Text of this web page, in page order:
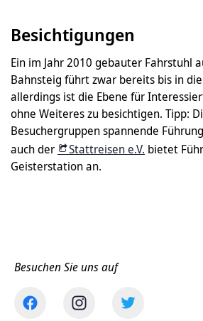
Besichtigungen
Ein im Jahr 2010 gebauter Fahr­stuhl
Bahnsteig führt zwar bereits bis in
allerdings ist die Ebene für
ohne Weiteres zu besichtigen. Tipp:
Besuchergruppen spannende
auch der
Stattreisen e.V. bietet
Geisterstation an.
Besuchen Sie uns auf